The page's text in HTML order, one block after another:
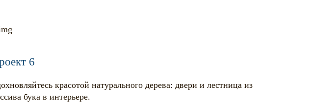
6
красотой натурального дерева: двери и лестница из
бука в интерьере.